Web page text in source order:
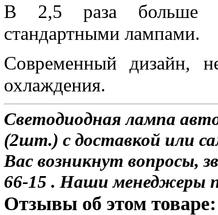
В 2,5 раза больше
стандартными лампами.
Современный дизайн,
охлаждения.
Светодиодная лампа
(2шт.) с доставкой или
Вас возникнут вопросы,
66-15 . Наши менеджеры
Отзывы об этом товаре: